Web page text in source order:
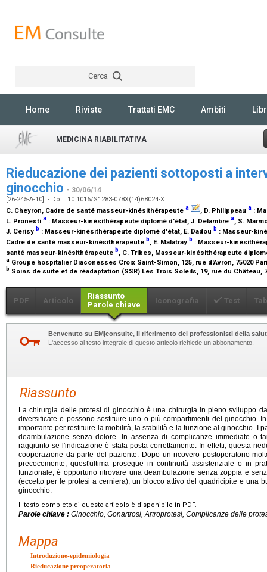
Cerca
Home Riviste Trattati EMC Ambiti
MEDICINA RIABILITATIVA
Rieducazione dei pazienti sottoposti a
ginocchio - 30/06/14
[26-245-A-10] - Doi : 10.1016/S1283-078X(14)68024-X
C. Cheyron, Cadre de santé masseur-kinésithérapeute a , D. Philippeau a :
L. Pronesti a : Masseur-kinésithérapeute diplomé d'état, J. Delambre a, S.
J. Cerisy b : Masseur-kinésithérapeute diplomé d'état, E. Dadou b : Masseur-
Cadre de santé masseur-kinésithérapeute b, E. Malatray b : Masseur-
santé masseur-kinésithérapeute b, C. Tribes, Masseur-kinésithérapeute
a Groupe hospitalier Diaconesses Croix Saint-Simon, 125, rue d'Avron, 75020
b Soins de suite et de réadaptation (SSR) Les Trois Soleils, 19, rue du Château,
PDF Articolo
Riassunto
Parole chiave
Iconografia Test
Benvenuto su EM|consulte, il riferimento dei professionisti della
L'accesso al testo integrale di questo articolo richiede un abbonamento.
Riassunto
La chirurgia delle protesi di ginocchio è una chirurgia in pieno sviluppo
diversificate e possono sostituire uno o più compartimenti del ginocchio.
importante per restituire la mobilità, la stabilità e la funzione al ginocchio. I
deambulazione senza dolore. In assenza di complicanze immediate o
raggiunto se l'indicazione è stata posta correttamente. In effetti, questa
cooperazione da parte del paziente. Dopo un ricovero postoperatorio
precocemente, quest'ultima prosegue in continuità assistenziale o in
funzionale, è opportuno ritrovare una deambulazione senza zoppia e
(eccetto per le protesi a cerniera), un blocco attivo del quadricipite e una
ginocchio.
Il testo completo di questo articolo è disponibile in PDF.
Parole chiave : Ginocchio, Gonartrosi, Artroprotesi, Complicanze delle
Mappa
Introduzione-epidemiologia
Rieducazione preoperatoria